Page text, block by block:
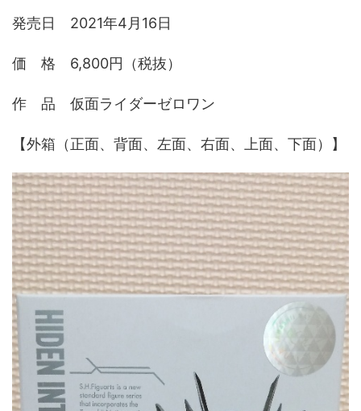
発売日 2021年4月16日
価 格 6,800円（税抜）
作 品 仮面ライダーゼロワン
【外箱（正面、背面、左面、右面、上面、下面）】